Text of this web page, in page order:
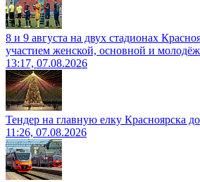
8 и 9 августа на двух стадионах
участием женской, основной и
13:17, 07.08.2026
Тендер на главную елку Красноярска
11:26, 07.08.2026